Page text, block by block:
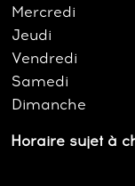
Mercredi
Jeudi
Vendredi
Samedi
Dimanche
Horaire sujet à